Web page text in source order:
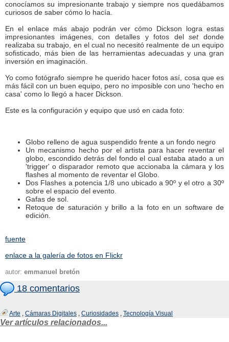
conocíamos su impresionante trabajo y siempre nos quedábamos
curiosos de saber cómo lo hacía.
En el enlace más abajo podrán ver cómo Dickson logra estas
impresionantes imágenes, con detalles y fotos delsetdonde
realizaba su trabajo, en el cual no necesitó realmente de un equipo
sofisticado, más bien de las herramientas adecuadas y una gran
inversión en imaginación.
Yo como fotógrafo siempre he querido hacer fotos así, cosa que es
más fácil con un buen equipo, pero no imposible con uno 'hecho en
casa' como lo llegó a hacer Dickson.
Este es la configuración y equipo que usó en cada foto:
Globo relleno de agua suspendido frente a un fondo negro
Un mecanismo hecho por el artista para hacer reventar el
globo, escondido detrás del fondo el cual estaba atado a un
'trigger' o disparador remoto que accionaba la cámara y los
flashes al momento de reventar el Globo.
Dos Flashes a potencia 1/8 uno ubicado a 90º y el otro a 30º
sobre el espacio del evento.
Gafas de sol.
Retoque de saturación y brillo a la foto en un software de
edición.
fuente
enlace a la galería de fotos en Flickr
autor: emmanuel bretón
18 comentarios
Arte , Cámaras Digitales , Curiosidades , Tecnología Visual
Ver artículos relacionados...